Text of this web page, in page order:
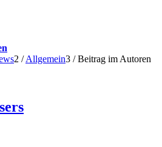
2 / Allgemein3 / Beitrag im Autoren